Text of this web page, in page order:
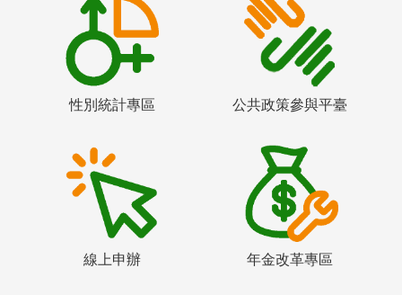
性別統計專區 公共政策參與平臺
線上申辦 年金改革專區